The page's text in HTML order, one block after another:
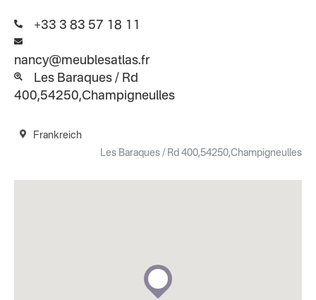
+33 3 83 57 18 11
nancy@meublesatlas.fr
Les Baraques / Rd
400,54250,Champigneulles
Frankreich
Les Baraques / Rd 400,54250,Champigneulles